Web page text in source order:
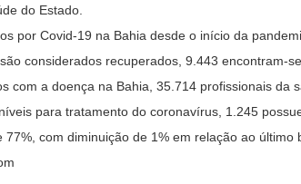
do Estado.
por Covid-19 na Bahia desde o início da
considerados recuperados, 9.443 encontram-
com a doença na Bahia, 35.714 profissionais da
para tratamento do coronavírus, 1.245
com diminuição de 1% em relação ao último